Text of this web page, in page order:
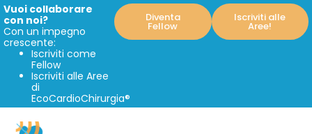
Vuoi collaborare
con noi?
Con un impegno
crescente:
Iscriviti come
Fellow
Iscriviti alle Aree
di
EcoCardioChirurgia®
Diventa
Fellow
Iscriviti alle
Aree!